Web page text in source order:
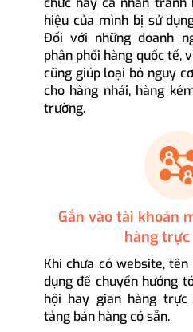
hiệu của mình bị sử
Đối với những doanh
phân phối hàng quốc tế,
cũng giúp loại bỏ nguy
cho hàng nhái, hàng
trường.
Gắn vào tài khoản
hàng
Khi chưa có website,
dụng để chuyển hướng
hội hay gian hàng
tảng bán hàng có sẵn.